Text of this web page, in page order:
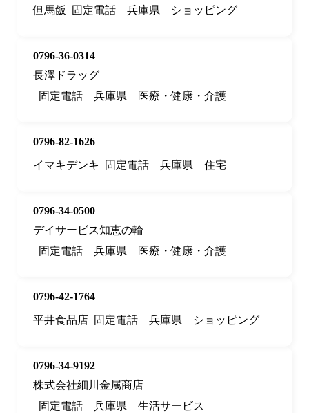
但馬飯
固定電話 兵庫県 ショッピング
0796-36-0314
長澤ドラッグ
固定電話
兵庫県 医療・健康・介護
0796-82-1626
イマキデンキ
固定電話 兵庫県 住宅
0796-34-0500
デイサービス知恵の輪
固定電話
兵庫県 医療・健康・介護
0796-42-1764
平井食品店 固定電話 兵庫県 ショッピング
0796-34-9192
株式会社細川金属商店
固定電話
兵庫県 生活サービス